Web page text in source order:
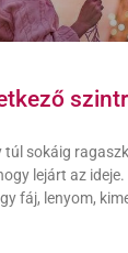
túl sokáig
lejárt az
fáj, lenyom,